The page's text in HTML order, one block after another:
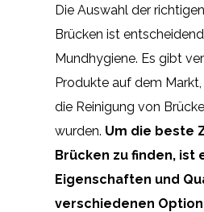
Die Auswahl der
Brücken ist
Mundhygiene. Es gibt
Produkte auf dem
die Reinigung von
wurden. Um die beste
Brücken zu finden, ist
Eigenschaften und
verschiedenen